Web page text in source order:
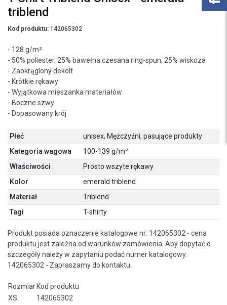
triblend
Kod produktu: 142065302
- 128 g/m²
- 50% poliester, 25% bawełna czesana ring-spun, 25% wiskoza
- Zaokrąglony dekolt
- Krótkie rękawy
- Wyjątkowa mieszanka materiałów
- Boczne szwy
- Dopasowany krój
Płeć
unisex, Mężczyźni, pasujące produkty
Kategoria wagowa
100-139 g/m²
Właściwości
Prosto wszyte rękawy
Kolor
emerald triblend
Materiał
Triblend
Tagi
T-shirty
Produkt posiada oznaczenie katalogowe nr: 142065302 - cena
produktu jest zależna od warunków zamówienia. Aby dopytać o
szczegóły należy w zapytaniu podać numer katalogowy:
142065302 - Zapraszamy do kontaktu.
Rozmiar Kod produktu
XS
142065302